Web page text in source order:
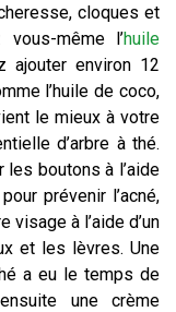
cloques et
même l’huile
ajouter environ 12
l’huile de coco,
le mieux à votre
d’arbre à thé.
boutons à l’aide
prévenir l’acné,
à l’aide d’un
et les lèvres. Une
a eu le temps de
une crème